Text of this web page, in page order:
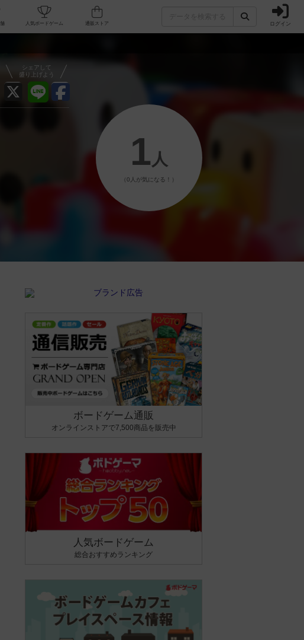
カフェ/店舗 人気ボードゲーム ログイン
シェアして
盛り上げよう
1 人
（0人が気になる！）
ボードゲーム通販
オンラインストアで7,500商品を販売中
人気ボードゲーム
総合おすすめランキング